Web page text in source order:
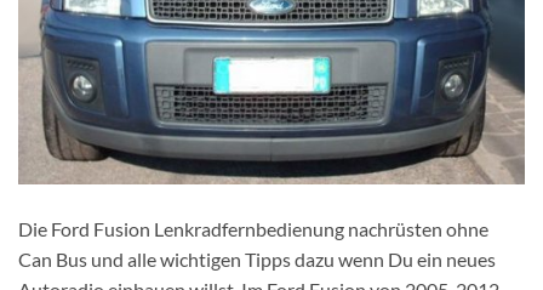
Die Ford Fusion Lenkradfernbedienung nachrüsten ohne
Can Bus und alle wichtigen Tipps dazu wenn Du ein neues